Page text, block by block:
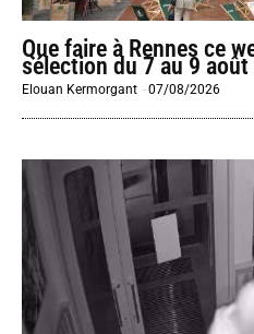
Que faire à Rennes ce
sélection du 7 au 9
Elouan Kermorgant -07/08/2026